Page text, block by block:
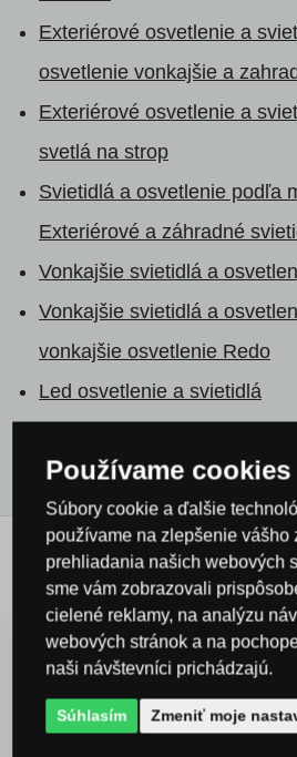
Exteriérové osvetlenie a
osvetlenie vonkajšie a
Exteriérové osvetlenie a
svetlá na strop
Svietidlá a osvetlenie podľa
Exteriérové a záhradné
Vonkajšie svietidlá a
Vonkajšie svietidlá a
vonkajšie osvetlenie Redo
Led osvetlenie a svietidlá
Príbuzné
Používame cookies
Súbory cookie a ďalšie
používame na zlepšenie vášho
prehliadania našich webových
sme vám zobrazovali
cielené reklamy, na analýzu
webových stránok a na
naši návštevníci prichádzajú.
Súhlasím Zmeniť moje